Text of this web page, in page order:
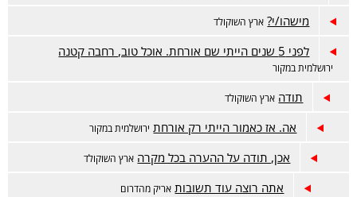
מישהו/י? ארץ השוקולד
לפני 5 שנים הייתי שם אורחת. אוכל טוב, רחבה קטנה
ירושלמית במקור
תודה ארץ השוקולד
אה. אז כאמור הייתי רק אורחת ירושלמית במקור
אכן, תודה על ההערה בכל מקרה ארץ השוקולד
אתה רוצה עוד תשובות אריק מהדרום